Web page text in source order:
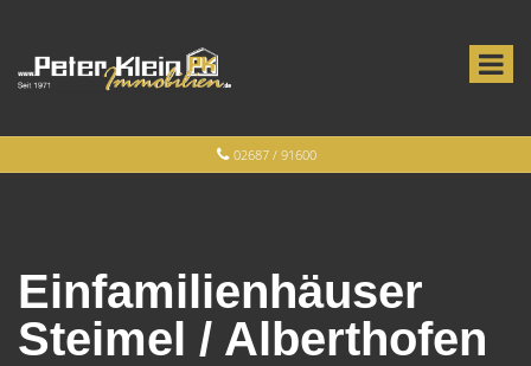
02687 / 91600
Einfamilienhäuser
Steimel / Alberthofen